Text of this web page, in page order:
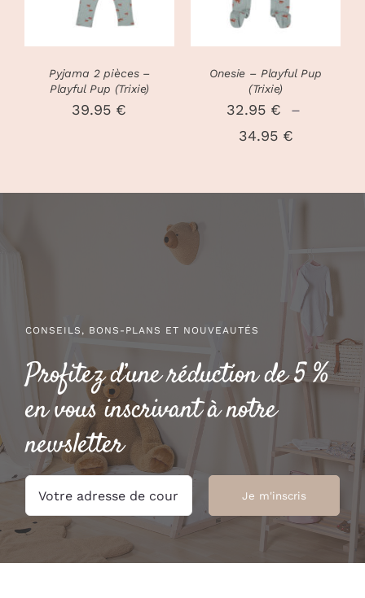
VARIATIONS.
PEUVENT
ÊTRE
CHOISIES
PRODUIT
Pyjama 2 pièces –
Playful Pup (Trixie)
39.95 €
PEUVENT
LA
PRODUIT
Onesie – Playful Pup
(Trixie)
32.95 €
–
34.95 €Plage
34.95 €
CONSEILS, BONS-PLANS ET NOUVEAUTÉS
Profitez d’une réduction de 5 %
en vous inscrivant à notre
newsletter